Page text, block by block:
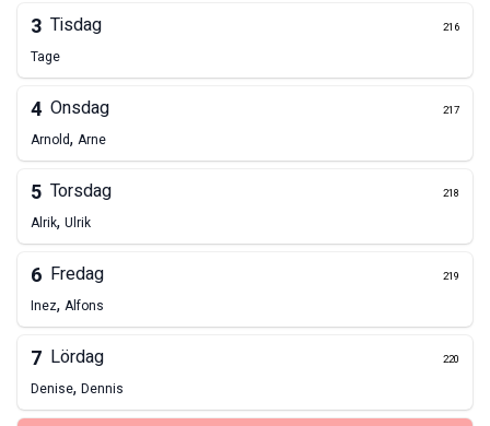
3 Tisdag 216
Tage
4 Onsdag 217
Arnold, Arne
5 Torsdag 218
Alrik, Ulrik
6 Fredag 219
Inez, Alfons
7 Lördag 220
Denise, Dennis